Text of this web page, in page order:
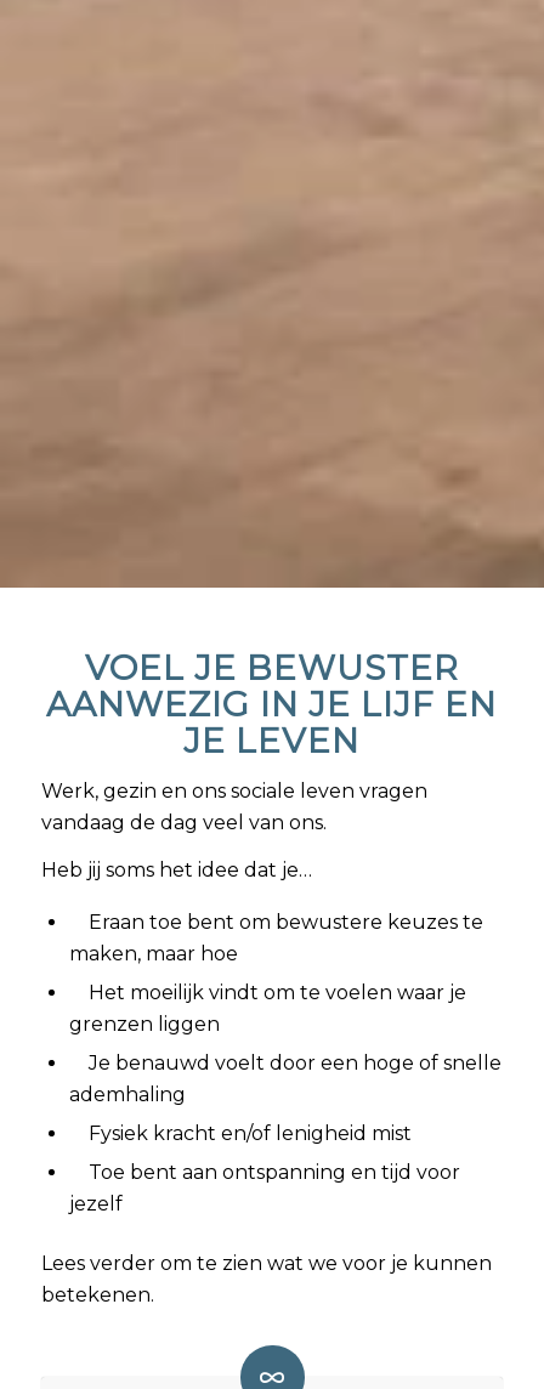
VOEL JE BEWUSTER
AANWEZIG IN JE LIJF EN
JE LEVEN
Werk, gezin en ons sociale leven vragen
vandaag de dag veel van ons.
Heb jij soms het idee dat je…
Eraan toe bent om bewustere keuzes te
maken, maar hoe
Het moeilijk vindt om te voelen waar je
grenzen liggen
Je benauwd voelt door een hoge of snelle
ademhaling
Fysiek kracht en/of lenigheid mist
Toe bent aan ontspanning en tijd voor
jezelf
Lees verder om te zien wat we voor je kunnen
betekenen.